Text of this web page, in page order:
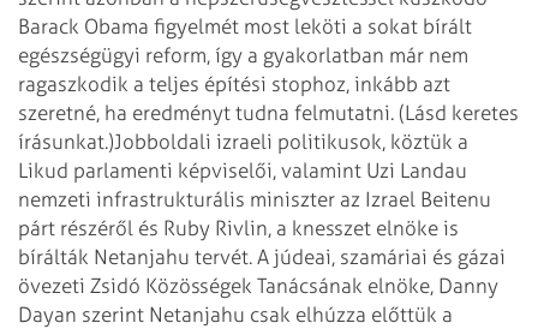
Barack Obama figyelmét most leköti a sokat bírált
egészségügyi reform, így a gyakorlatban már nem
ragaszkodik a teljes építési stophoz, inkább azt
szeretné, ha eredményt tudna felmutatni. (Lásd keretes
írásunkat.)Jobboldali izraeli politikusok, köztük a
Likud parlamenti képvi­selői, valamint Uzi Landau
nemzeti infrastrukturális miniszter az Izrael Beitenu
párt részéről és Ruby Rivlin, a knesszet elnöke is
bírálták Netanjahu tervét. A júdeai, szamáriai és gázai
övezeti Zsidó Közösségek Tanácsának elnöke, Danny
Dayan szerint Netanjahu csak elhúzza előttük a